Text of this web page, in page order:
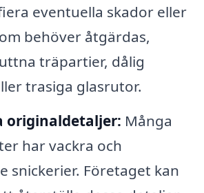
eventuella skador eller
behöver åtgärdas,
träpartier, dålig
trasiga glasrutor.
originaldetaljer: Många
har vackra och
snickerier. Företaget kan